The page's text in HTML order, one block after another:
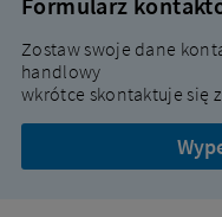
Zostaw swoje dane
handlowy
wkrótce skontaktuje się